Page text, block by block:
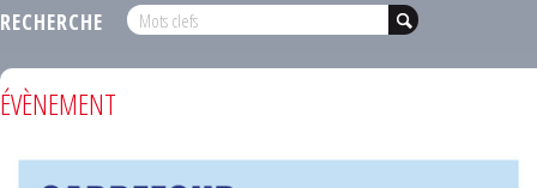
RECHERCHE
ÉVÈNEMENT